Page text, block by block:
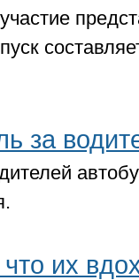
за
их